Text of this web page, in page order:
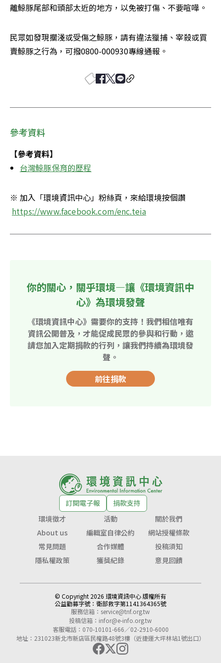
離鯨豚尾部和頭部太近的地方，以免被打傷、不要喧嘩。
民眾如發現擱淺或受傷之鯨豚，請有違法獵捕、宰殺或買
賣鯨豚之行為，可撥0800-000930專線通報。
參考資料
【參考資料】
台灣鯨豚保育的歷程
※ 加入「環境資訊中心」粉絲頁，來給環境按個讚
https://www.facebook.com/enc.teia
你的關心，關乎環境—讓《環境資訊中
心》為環境發聲
《環境資訊中心》需要你的支持！我們相信唯有
資訊公開普及，才能促成民眾的參與和行動，邀
請您加入定期捐款的行列，讓我們持續為環境發
聲。
前往捐款
訂閱電子報
捐款支持
環境徵才
活動
關於我們
About us
編輯室自律公約
網站授權條款
常見問題
合作媒體
投稿須知
隱私權政策
獲獎紀錄 意見回饋
© Copyright 2026 環境資訊中心 版權所有
公益勸募字號： 衛部救字第1141364365號
服務信箱： service@tnf.org.tw
投稿信箱： infor@e-info.org.tw
客服電話：070-10101-666／02-2910-6000
地址：231023新北市新店區民權路48號3樓（近捷運大坪林站1號出口）